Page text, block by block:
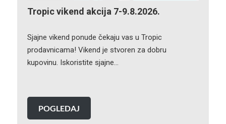
Tropic vikend akcija 7-9.8.2026.
Sjajne vikend ponude čekaju vas u Tropic
prodavnicama! Vikend je stvoren za dobru
kupovinu. Iskoristite sjajne…
POGLEDAJ